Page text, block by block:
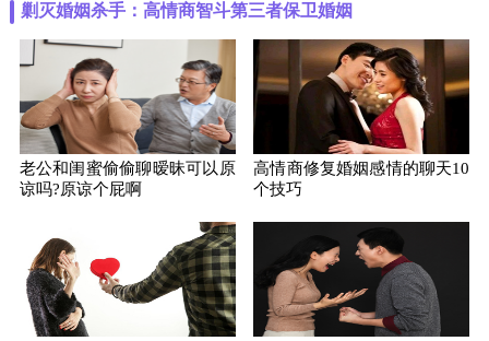
剿灭婚姻杀手：高情商智斗第三者保卫婚姻
老公和闺蜜偷偷聊暧昧可以原
谅吗?原谅个屁啊
高情商修复婚姻感情的聊天10
个技巧